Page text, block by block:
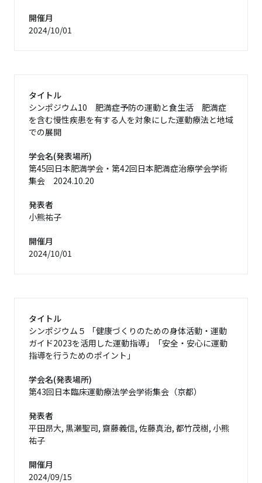
開催月
2024/10/01
タイトル
シンポジウム10 肥満症予防の運動と食生活 肥満症
を含む慢性疾患を有する人を対象にした運動療法と地域
での展開
学会名(発表場所)
第45回日本肥満学会・第42回日本肥満症治療学会学術
集会 2024.10.20
発表者
小熊祐子
開催月
2024/10/01
タイトル
シンポジウム５ 「健康づくりのための身体活動・運動
ガイド2023を活用した運動指導」「安全・安心に運動
指導を行うためのポイント」
学会名(発表場所)
第43回日本臨床運動療法学会学術集会（京都）
発表者
平田昂大, 黒瀬聖司, 齋藤義信, 佐藤真治, 都竹茂樹, 小熊
祐子
開催月
2024/09/15